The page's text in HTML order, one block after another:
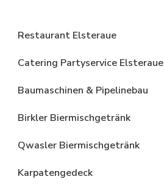
Restaurant Elsteraue
Catering Partyservice Elsteraue
Baumaschinen & Pipelinebau
Birkler Biermischgetränk
Qwasler Biermischgetränk
Karpatengedeck